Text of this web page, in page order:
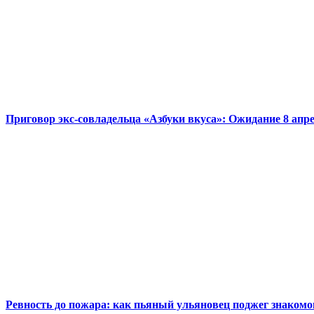
Приговор экс-совладельца «Азбуки вкуса»: Ожидание 8
Ревность до пожара: как пьяный ульяновец поджег